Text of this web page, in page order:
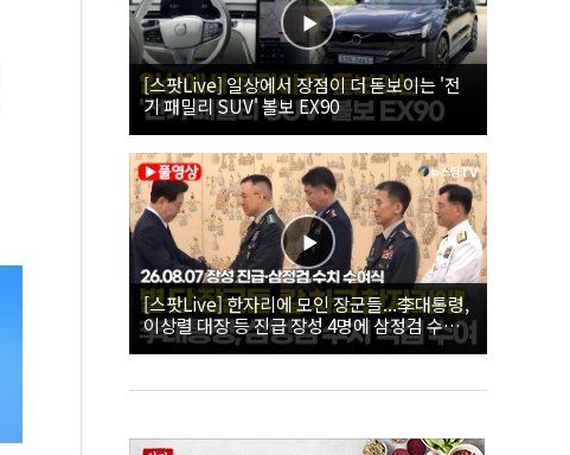
[스팟Live] 일상에서 장점이 더 돋보이는 '전
기 패밀리 SUV' 볼보 EX90
[스팟Live] 한자리에 모인 장군들...李대통령,
이상렬 대장 등 진급 장성 4명에 삼정검 수치
직접 수여｜26.08.07 장성 진급·삼정검 수치